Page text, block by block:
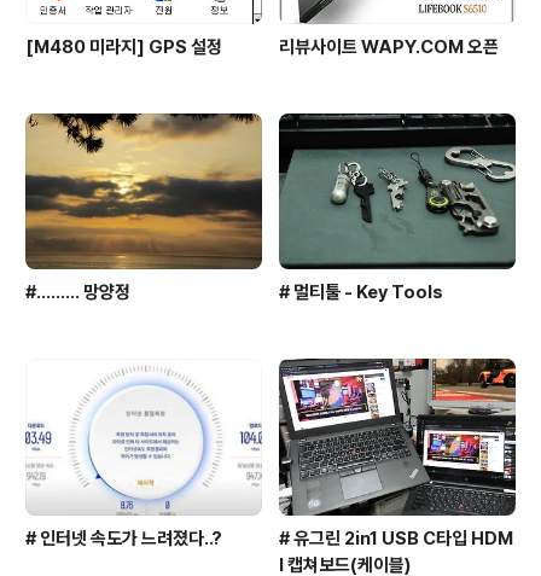
[M480 미라지] GPS 설정 리뷰사이트 WAPY.COM 오픈
#......... 망양정 # 멀티툴 - Key Tools
# 인터넷 속도가 느려졌다..?
# 유그린 2in1 USB C타입 HDM
I 캡쳐보드(케이블)